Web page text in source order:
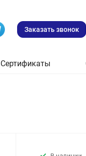
Заказать звонок
Сертификаты